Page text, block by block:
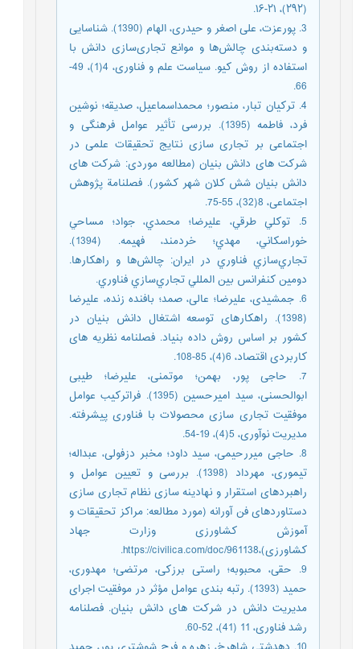
3. پورعزت، علی اصغر و حیدری، الهام (1390). شناسایی
و دسته‌بندی چالش‌ها و موانع تجاری‌سازی دانش با
استفاده از روش کیو. سیاست علم و فناوری، 4(1)، 49-
66.
4. ترکیان تبار، منصور؛ محمداسماعیل، صدیقه؛ نوشین
فرد، فاطمه (1395). بررسی تأثیر عوامل فرهنگی و
اجتماعی بر تجاری سازی نتایج تحقیقات علمی در
شرکت های دانش بنیان (مطالعه موردی: شرکت های
دانش بنیان شش کلان شهر کشور). فصلنامة پژوهش
اجتماعی، 8(32)، 55-75.
5. توکلي طرقي، عليرضا؛ محمدي، جواد؛ مساحي
خوراسکاني، مهدي؛ خردمند، فهيمه. (1394).
تجاري‌سازي فناوري در ايران: چالش‌ها و راهکارها.
دومين کنفرانس بين المللي تجاري‌سازي فناوري.
6. جمشیدی، علیرضا؛ عالی، صمد؛ بافنده زنده، علیرضا
(1398). راهکارهای توسعه اشتغال دانش بنیان در
کشور بر اساس روش داده بنیاد. فصلنامه نظریه های
کاربردی اقتصاد، 6(4)، 85-108.
7. حاجی پور، بهمن؛ موتمنی، علیرضا؛ طیبی
ابوالحسنی، سید امیرحسین (1395). فراترکیب عوامل
موفقیت تجاری سازی محصولات با فناوری پیشرفته.
مدیریت نوآوری، 5(4)، 19-54.
8. حاجی میررحیمی، سید داود؛ مخبر دزفولی، عبداله؛
تیموری، مهرداد (1398). بررسی و تعیین عوامل و
راهبردهای استقرار و نهادینه سازی نظام تجاری سازی
دستاوردهای فن آورانه (مورد مطالعه: مراکز تحقیقات و
آموزش کشاورزی وزارت جهاد
کشاورزی)،https://civilica.com/doc/961138.
9. حقی، محبوبه؛ راستی برزکی، مرتضی؛ مهدوری،
حمید (1393). رتبه بندی عوامل مؤثر در موفقیت اجرای
مدیریت دانش در شرکت های دانش بنیان. فصلنامه
رشد فناوری، 11 (41)، 52-60.